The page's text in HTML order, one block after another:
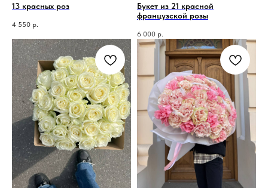
13 красных роз
4 550 р.
Букет из 21 красной
французской розы
6 000 р.